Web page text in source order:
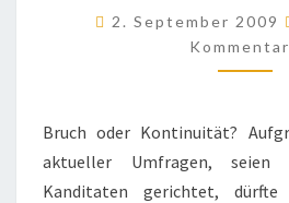
ACH
EN B
2. September 2009
Bruch oder Kontinuität?
aktueller Umfragen,
Kanditaten gerichtet,